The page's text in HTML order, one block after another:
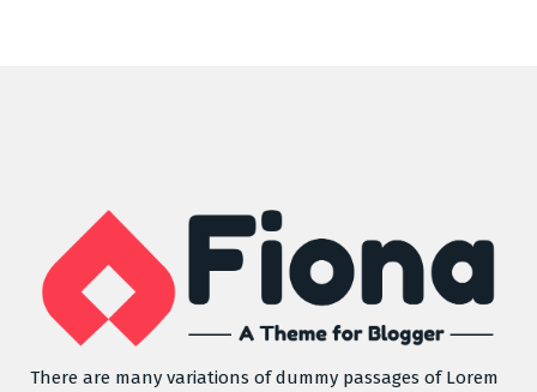
There are many variations of dummy passages of Lorem